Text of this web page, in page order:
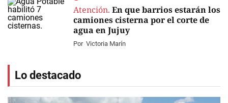
Atención. En que barrios estarán los
camiones cisterna por el corte de
agua en Jujuy
Por Victoria Marín
Lo destacado